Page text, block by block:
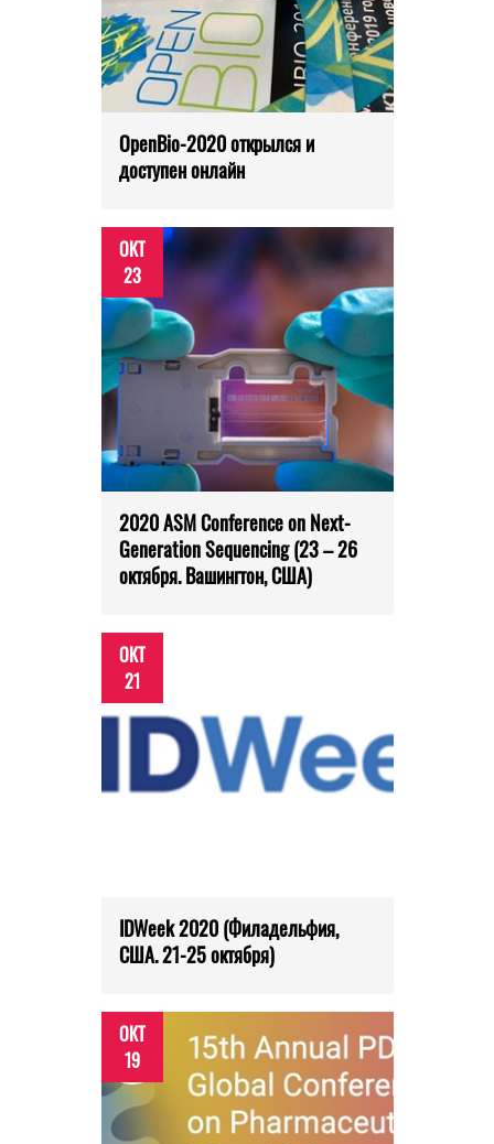
OpenBio-2020 открылся и
доступен онлайн
ОКТ
23
2020 ASM Conference on Next-
Generation Sequencing (23 – 26
октября. Вашингтон, США)
ОКТ
21
IDWeek 2020 (Филадельфия,
США. 21-25 октября)
ОКТ
19